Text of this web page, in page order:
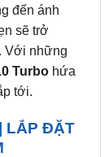
những
Turbo
tới.
ĐẶT